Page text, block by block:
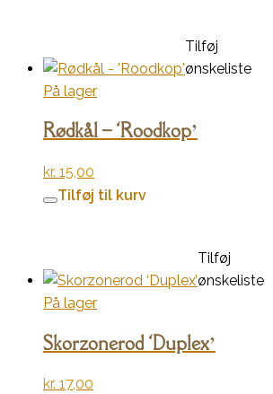
Tilføj
ønskeliste
På lager
Rødkål – ‘Roodkop’
kr. 15,00
Tilføj til kurv
Tilføj
ønskeliste
På lager
Skorzonerod ‘Duplex’
kr. 17,00